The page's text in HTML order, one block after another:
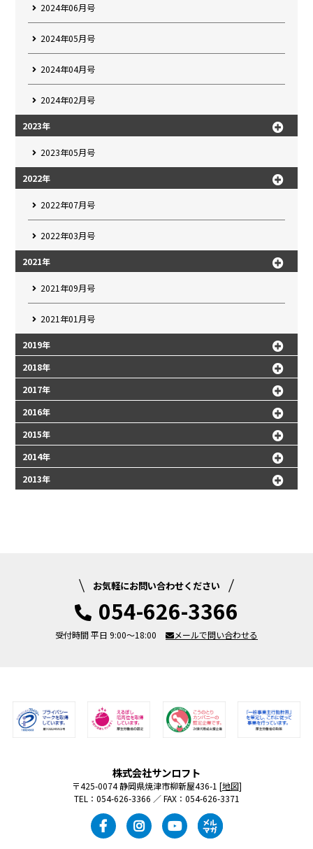
2024年06月号
2024年05月号
2024年04月号
2024年02月号
2023年
2023年05月号
2022年
2022年07月号
2022年03月号
2021年
2021年09月号
2021年01月号
2019年
2018年
2017年
2016年
2015年
2014年
2013年
お気軽にお問い合わせください
054-626-3366
受付時間 平日 9:00～18:00 メールで問い合わせる
株式会社サンロフト
〒425-0074 静岡県焼津市柳新屋436-1 [地図]
TEL：054-626-3366 ／ FAX：054-626-3371